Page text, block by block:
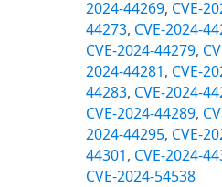
2024-44269, CVE-
44273, CVE-2024-
CVE-2024-44279,
2024-44281, CVE-
44283, CVE-2024-
CVE-2024-44289,
2024-44295, CVE-
44301, CVE-2024-
CVE-2024-54538